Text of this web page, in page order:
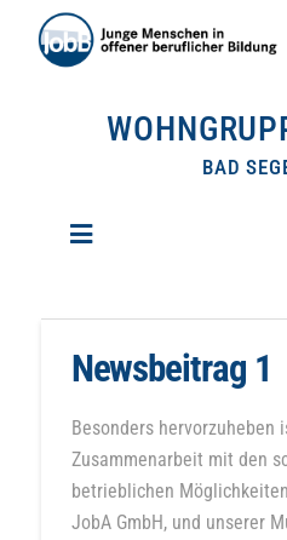
BAD
Newsbeitrag 1
Besonders hervorzuheben
Zusammenarbeit mit den
betrieblichen
JobA GmbH, und unserer